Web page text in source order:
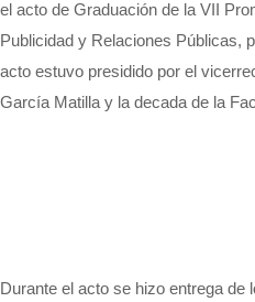
el acto de Graduación de la VII
Publicidad y Relaciones Públicas,
acto estuvo presidido por el
García Matilla y la decada de la
Durante el acto se hizo entrega de